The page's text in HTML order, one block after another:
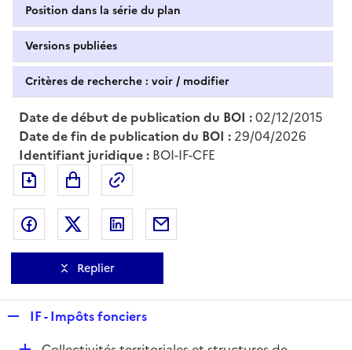
Position dans la série du plan
Versions publiées
Critères de recherche : voir / modifier
Date de début de publication du BOI :02/12/2015
Date de fin de publication du BOI : 29/04/2026
Identifiant juridique : BOI-IF-CFE
Exporter le document au format pdf
Partager sur Facebook
Partager sur Twitter
Partager sur LinkedIn
Replier
IF - Impôts fonciers